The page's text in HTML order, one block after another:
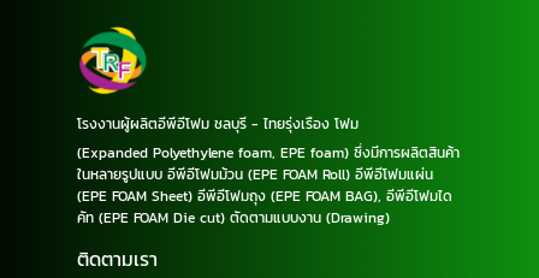
โรงงานผู้ผลิตอีพีอีโฟม ชลบุรี - ไทยรุ่งเรือง โฟม
(Expanded Polyethylene foam, EPE foam) ซึ่งมีการผลิตสินค้า
ในหลายรูปแบบ อีพีอีโฟมม้วน (EPE FOAM Roll) อีพีอีโฟมแผ่น
(EPE FOAM Sheet) อีพีอีโฟมถุง (EPE FOAM BAG), อีพีอีโฟมได
คัท (EPE FOAM Die cut) ตัดตามแบบงาน (Drawing)
ติดตามเรา